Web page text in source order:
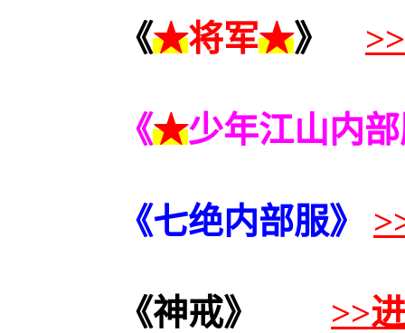
《★将军★》
《★少年江山内
《七绝内部服》
《神戒》 >>